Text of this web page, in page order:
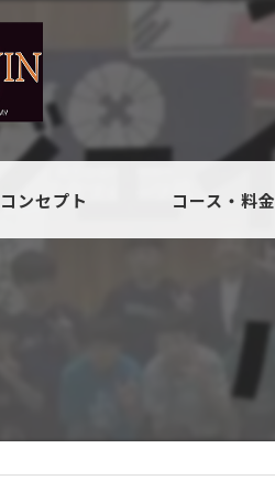
コンセプト コース・料金